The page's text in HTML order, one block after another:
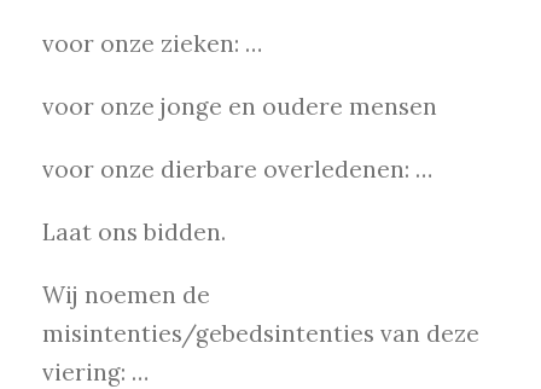
voor onze zieken: …
voor onze jonge en oudere mensen
voor onze dierbare overledenen: …
Laat ons bidden.
Wij noemen de
misintenties/gebedsintenties van deze
viering: …